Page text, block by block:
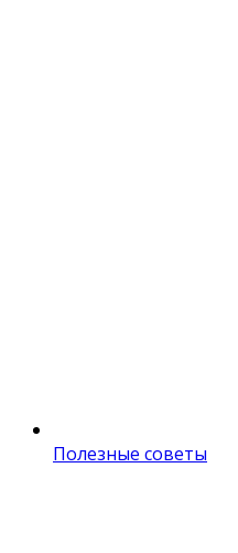
Полезные советы